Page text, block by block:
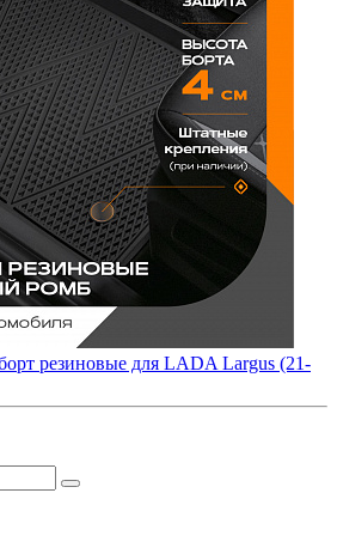
резиновые для LADA Largus (21-